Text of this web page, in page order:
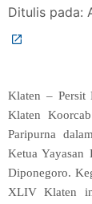
Ditulis pada:
Klaten – Persit
Klaten
Paripurna
Ketua
Diponegoro.
XLIV Klaten